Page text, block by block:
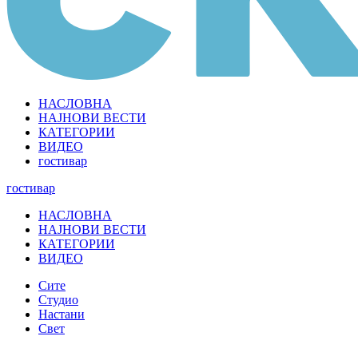
НАСЛОВНА
НАЈНОВИ ВЕСТИ
КАТЕГОРИИ
ВИДЕО
гостивар
гостивар
НАСЛОВНА
НАЈНОВИ ВЕСТИ
КАТЕГОРИИ
ВИДЕО
Сите
Студио
Настани
Свет